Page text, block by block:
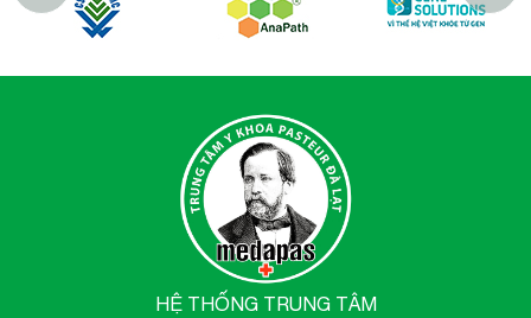
HỆ THỐNG TRUNG TÂM